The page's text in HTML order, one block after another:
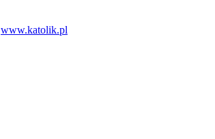
www.katolik.pl